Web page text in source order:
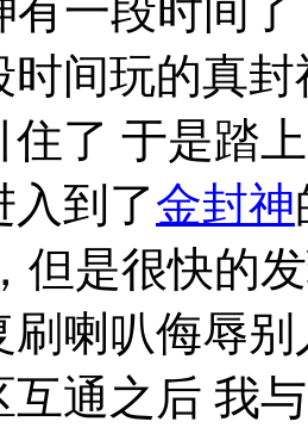
一段时间了
时间玩的真
住了 于是踏
入到了金封神
但是很快的
刷喇叭侮辱
互通之后 我